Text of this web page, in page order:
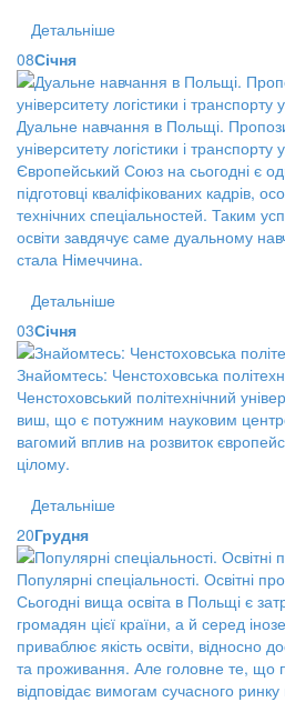
Детальніше
08Січня
Дуальне навчання в Польщі.
університету логістики і транспорту
Європейський Союз на сьогодні є
підготовці кваліфікованих кадрів,
технічних спеціальностей. Таким
освіти завдячує саме дуальному
стала Німеччина.
Детальніше
03Січня
Знайомтесь: Ченстоховська
Ченстоховський політехнічний
виш, що є потужним науковим
вагомий вплив на розвиток
цілому.
Детальніше
20Грудня
Популярні спеціальності. Освітні
Сьогодні вища освіта в Польщі є
громадян цієї країни, а й серед
приваблює якість освіти, відносно
та проживання. Але головне те, що
відповідає вимогам сучасного ринку